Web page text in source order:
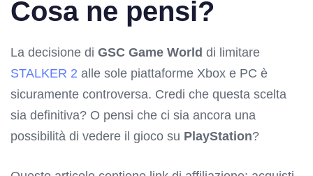
Cosa ne pensi?
La decisione di GSC Game World di limitare
STALKER 2 alle sole piattaforme Xbox e PC è
sicuramente controversa. Credi che questa scelta
sia definitiva? O pensi che ci sia ancora una
possibilità di vedere il gioco su PlayStation?